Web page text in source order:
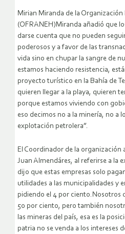
Mirian Miranda de la Organización
(OFRANEH)Miranda añadió que
darse cuenta que no pueden
poderosos y a favor de las
vida sino en chupar la sangre de
estamos haciendo resistencia,
proyecto turístico en la Bahía de
quieren llegar a la playa, quieren
porque estamos viviendo con
eso decimos no a la minería, no a
explotación petrolera”.
El Coordinador de la organización
Juan Almendáres, al referirse a la
dijo que estas empresas solo
utilidades a las municipalidades y
pidiendo el 4 por ciento.Nosotros
50 por ciento, pero también
las mineras del país, esa es la
patria no se venda a los intereses